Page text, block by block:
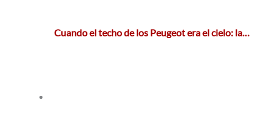
Cuando el techo de los Peugeot era el cielo: la…